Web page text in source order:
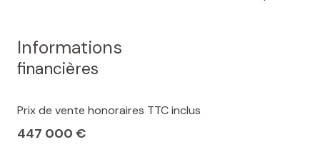
Informations
financières
Prix de vente honoraires TTC inclus
447 000 €